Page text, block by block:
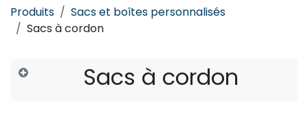
Produits
Sacs et boîtes personnalisés
Sacs à cordon
Sacs à cordon